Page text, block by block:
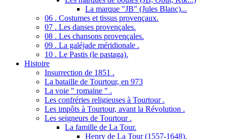
La marque "JB" (Jules Blanc)...
06 . Costumes et tissus provençaux.
07 . Les danses provençales.
08 . Les chansons provençales.
09 . La galéjade méridionale .
10 . Le Pastis (le pastaga).
Histoire
Insurrection de 1851 .
La bataille de Tourtour, en 973
La voie " romaine " .
Les confréries religieuses à Tourtour .
Les impôts à Tourtour, avant la Révolution .
Les seigneurs de Tourtour .
La famille de La Tour.
Henry de La Tour (1557-1648).